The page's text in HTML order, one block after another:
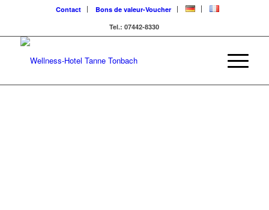
Contact
Bons de valeur-Voucher
Tel.: 07442-8330